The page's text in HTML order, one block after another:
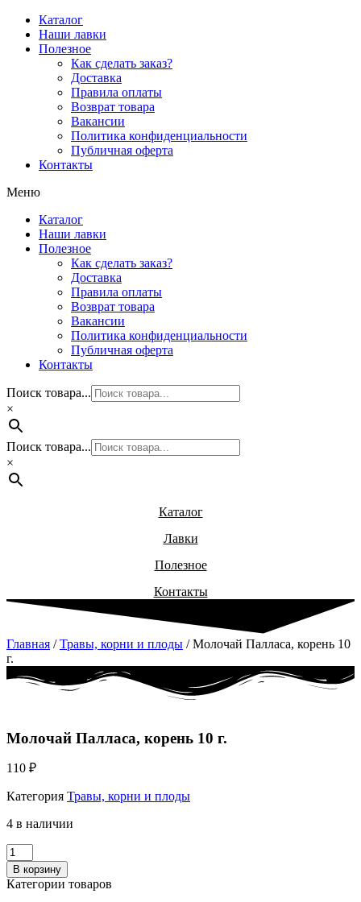
Перейти
содержимому
Каталог
Наши лавки
Полезное
Как сделать заказ?
Доставка
Правила оплаты
Возврат товара
Вакансии
Политика конфиденциальности
Публичная оферта
Контакты
Меню
Каталог
Наши лавки
Полезное
Как сделать заказ?
Доставка
Правила оплаты
Возврат товара
Вакансии
Политика конфиденциальности
Публичная оферта
Контакты
Поиск товара...
×
Поиск товара...
×
Каталог
Лавки
Полезное
Контакты
Главная /Травы, корни и плоды / Молочай Палласа, корень 10
г.
Молочай Палласа, корень 10 г.
110 ₽
Категория Травы, корни и плоды
4 в наличии
Количество
Молочай
Палласа,
В корзину
Категории товаров